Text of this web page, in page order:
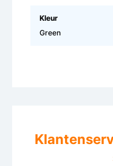
Kleur
Green